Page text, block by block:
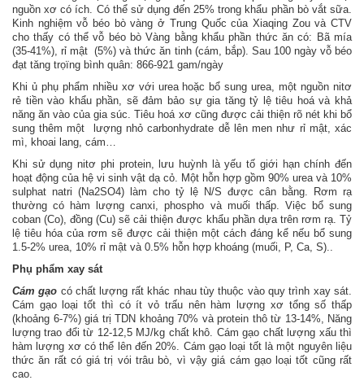
nguồn xơ có ích. Có thể sử dụng đến 25% trong khẩu phần bò vắt sữa.
Kinh nghiệm vỗ béo bò vàng ở Trung Quốc của Xiaqing Zou và CTV
cho thấy có thể vỗ béo bò Vàng bằng khẩu phần thức ăn có: Bã mía
(35-41%), rỉ mật (5%) và thức ăn tinh (cám, bắp). Sau 100 ngày vỗ béo
đạt tăng trọïng bình quân: 866-921 gam/ngày
Khi ủ phụ phẩm nhiều xơ với urea hoặc bổ sung urea, một nguồn nitơ
rẻ tiền vào khẩu phần, sẽ đảm bảo sự gia tăng tỷ lệ tiêu hoá và khả
năng ăn vào của gia súc. Tiêu hoá xơ cũng được cải thiện rõ nét khi bổ
sung thêm một lượng nhỏ carbonhydrate dễ lên men như rỉ mật, xác
mì, khoai lang, cám…
Khi sử dụng nitơ phi protein, lưu huỳnh là yếu tố giới hạn chính đến
hoạt động của hệ vi sinh vật dạ cỏ. Một hỗn hợp gồm 90% urea và 10%
sulphat natri (Na2SO4) làm cho tỷ lệ N/S được cân bằng. Rơm rạ
thường có hàm lượng canxi, phospho và muối thấp. Việc bổ sung
coban (Co), đồng (Cu) sẽ cải thiện được khẩu phần dựa trên rơm rạ. Tỷ
lệ tiêu hóa của rơm sẽ được cải thiện một cách đáng kể nếu bổ sung
1.5-2% urea, 10% rỉ mật và 0.5% hỗn hợp khoáng (muối, P, Ca, S)..
Phụ phẩm xay sát
Cám gạo có chất lượng rất khác nhau tùy thuộc vào quy trình xay sát.
Cám gạo loại tốt thì có ít vỏ trấu nên hàm lượng xơ tổng số thấp
(khoảng 6-7%) giá trị TDN khoảng 70% và protein thô từ 13-14%, Năng
lượng trao đổi từ 12-12,5 MJ/kg chất khô. Cám gạo chất lượng xấu thì
hàm lượng xơ có thể lên đến 20%. Cám gạo loại tốt là một nguyên liệu
thức ăn rất có giá trị vói trâu bò, vì vậy giá cám gạo loại tốt cũng rất
cao.